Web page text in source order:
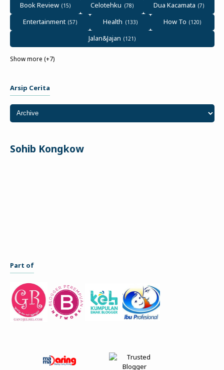
Book Review
Celotehku
Dua Kacamata
Entertainment
Health
How To
Jalan&Jajan
Show more (+7)
Arsip Cerita
Sohib Kongkow
Part of